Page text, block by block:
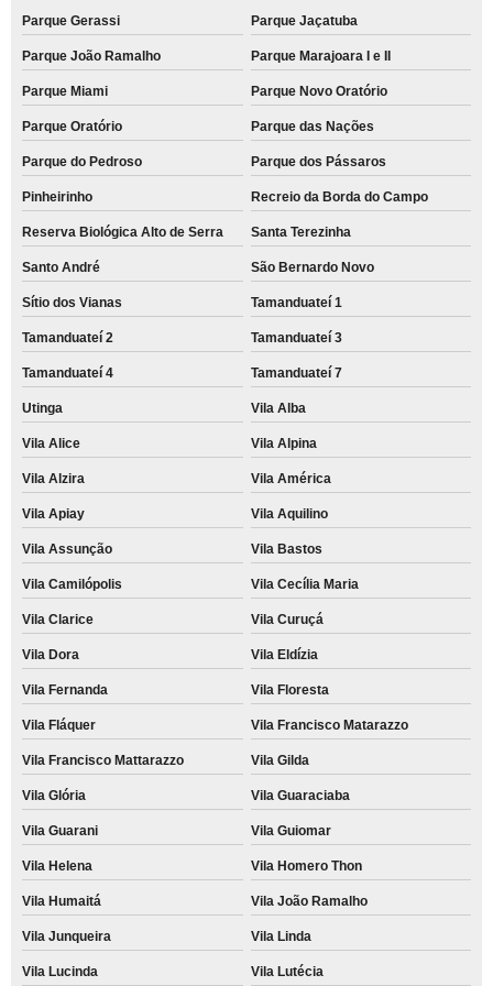
Parque Gerassi Parque Jaçatuba
Parque João Ramalho Parque Marajoara I e II
Parque Miami Parque Novo Oratório
Parque Oratório Parque das Nações
Parque do Pedroso Parque dos Pássaros
Pinheirinho Recreio da Borda do Campo
Reserva Biológica Alto de Serra Santa Terezinha
Santo André São Bernardo Novo
Sítio dos Vianas Tamanduateí 1
Tamanduateí 2 Tamanduateí 3
Tamanduateí 4 Tamanduateí 7
Utinga Vila Alba
Vila Alice Vila Alpina
Vila Alzira Vila América
Vila Apiay Vila Aquilino
Vila Assunção Vila Bastos
Vila Camilópolis Vila Cecília Maria
Vila Clarice Vila Curuçá
Vila Dora Vila Eldízia
Vila Fernanda Vila Floresta
Vila Fláquer Vila Francisco Matarazzo
Vila Francisco Mattarazzo Vila Gilda
Vila Glória Vila Guaraciaba
Vila Guarani Vila Guiomar
Vila Helena Vila Homero Thon
Vila Humaitá Vila João Ramalho
Vila Junqueira Vila Linda
Vila Lucinda Vila Lutécia